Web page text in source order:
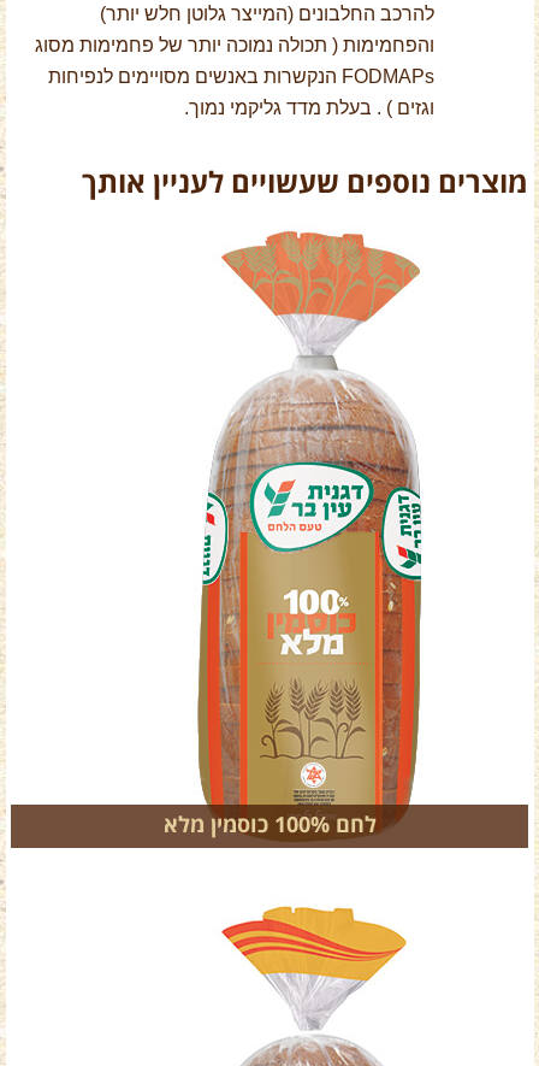
להרכב החלבונים (המייצר גלוטן חלש יותר)
והפחמימות ( תכולה נמוכה יותר של פחמימות מסוג
FODMAPs הנקשרות באנשים מסויימים לנפיחות
וגזים ) . בעלת מדד גליקמי נמוך.
מוצרים נוספים שעשויים לעניין אותך
לחם 100% כוסמין מלא